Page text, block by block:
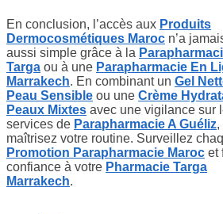
En conclusion, l’accès aux Produits
Dermocosmétiques Maroc n’a
aussi simple grâce à la
Targa ou à une Parapharmacie En
Marrakech. En combinant un Gel
Peau Sensible ou une Crème
Peaux Mixtes avec une vigilance sur
services de Parapharmacie A Guéliz,
maîtrisez votre routine. Surveillez
Promotion Parapharmacie Maroc et
confiance à votre Pharmacie Targa
Marrakech.